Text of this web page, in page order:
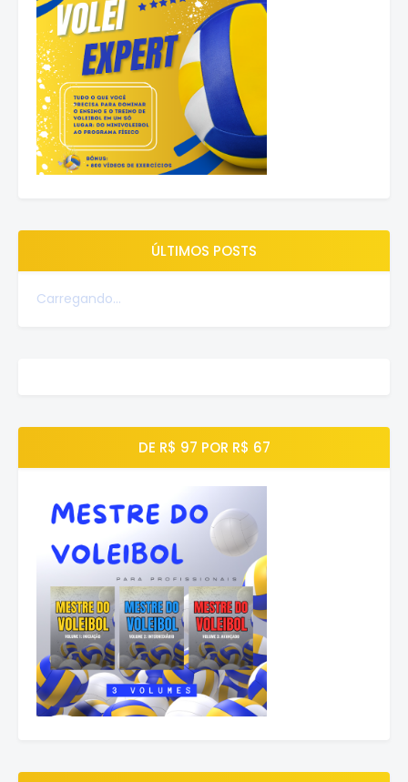
ÚLTIMOS POSTS
Carregando...
DE R$ 97 POR R$ 67